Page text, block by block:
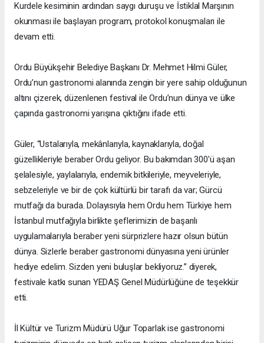
Kurdele kesiminin ardından saygı duruşu ve İstiklal Marşının
okunması ile başlayan program, protokol konuşmaları ile
devam etti.
Ordu Büyükşehir Belediye Başkanı Dr. Mehmet Hilmi Güler,
Ordu’nun gastronomi alanında zengin bir yere sahip olduğunun
altını çizerek, düzenlenen festival ile Ordu’nun dünya ve ülke
çapında gastronomi yarışına çıktığını ifade etti.
Güler, “Ustalarıyla, mekânlarıyla, kaynaklarıyla, doğal
güzellikleriyle beraber Ordu geliyor. Bu bakımdan 300'ü aşan
şelalesiyle, yaylalarıyla, endemik bitkileriyle, meyveleriyle,
sebzeleriyle ve bir de çok kültürlü bir tarafı da var; Gürcü
mutfağı da burada. Dolayısıyla hem Ordu hem Türkiye hem
İstanbul mutfağıyla birlikte şeflerimizin de başarılı
uygulamalarıyla beraber yeni sürprizlere hazır olsun bütün
dünya. Sizlerle beraber gastronomi dünyasına yeni ürünler
hediye edelim. Sizden yeni buluşlar bekliyoruz.” diyerek,
festivale katkı sunan YEDAŞ Genel Müdürlüğüne de teşekkür
etti.
İl Kültür ve Turizm Müdürü Uğur Toparlak ise gastronomi